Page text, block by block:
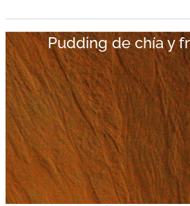
Pudding de chía y